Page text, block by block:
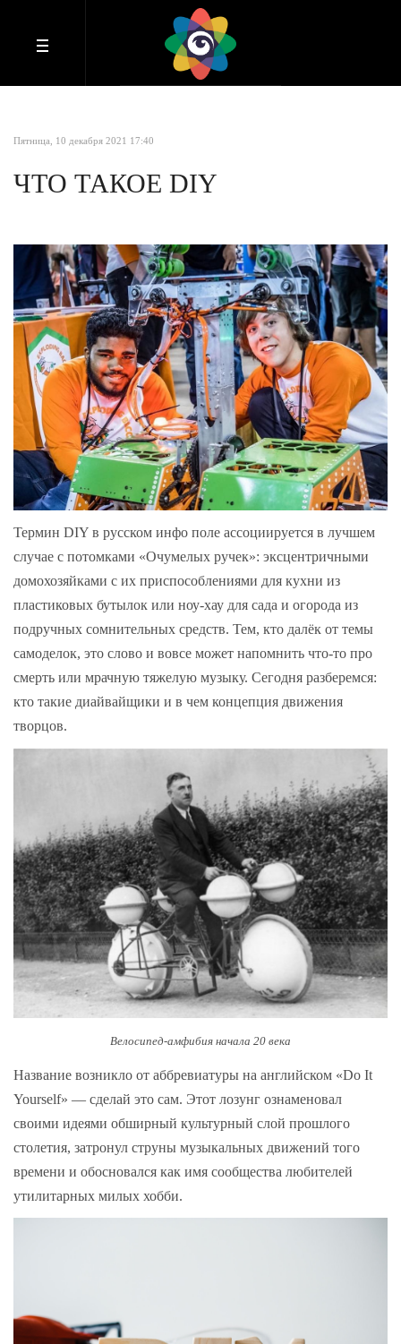
Пятница, 10 декабря 2021 17:40
ЧТО ТАКОЕ DIY
Термин DIY в русском инфо поле ассоциируется в лучшем
случае с потомками «Очумелых ручек»: эксцентричными
домохозяйками с их приспособлениями для кухни из
пластиковых бутылок или ноу-хау для сада и огорода из
подручных сомнительных средств. Тем, кто далёк от темы
самоделок, это слово и вовсе может напомнить что-то про
смерть или мрачную тяжелую музыку. Сегодня разберемся:
кто такие диайвайщики и в чем концепция движения
творцов.
Велосипед-амфибия начала 20 века
Название возникло от аббревиатуры на английском «Do It
Yourself» — сделай это сам. Этот лозунг ознаменовал
своими идеями обширный культурный слой прошлого
столетия, затронул струны музыкальных движений того
времени и обосновался как имя сообщества любителей
утилитарных милых хобби.